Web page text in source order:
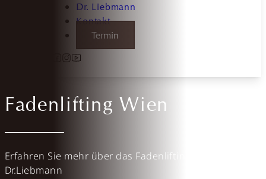
Dr. Liebmann
Kontakt
Termin
Follow us on Facebook
Follow us on Instagram
Follow us on YouTube
Fadenlifting Wien
Erfahren Sie mehr über das Fadenlifting bei
Dr.Liebmann